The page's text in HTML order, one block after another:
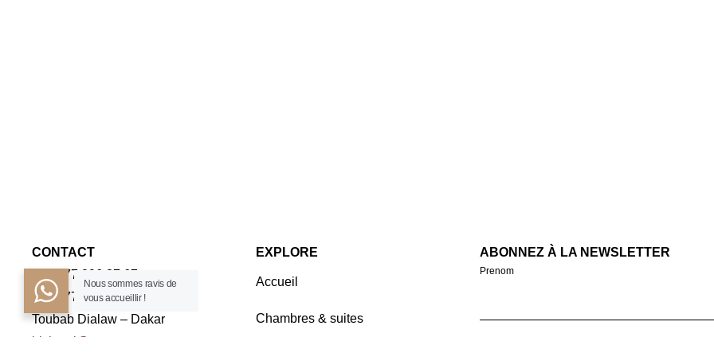
CONTACT
+221 77 096 37 67
+221 77 163 45 45
Toubab Dialaw – Dakar
irishotel@orange.sn
EXPLORE
Accueil
Chambres & suites
ABONNEZ À LA NEWSLETTER
Prenom
Nous sommes ravis de
vous accueillir !